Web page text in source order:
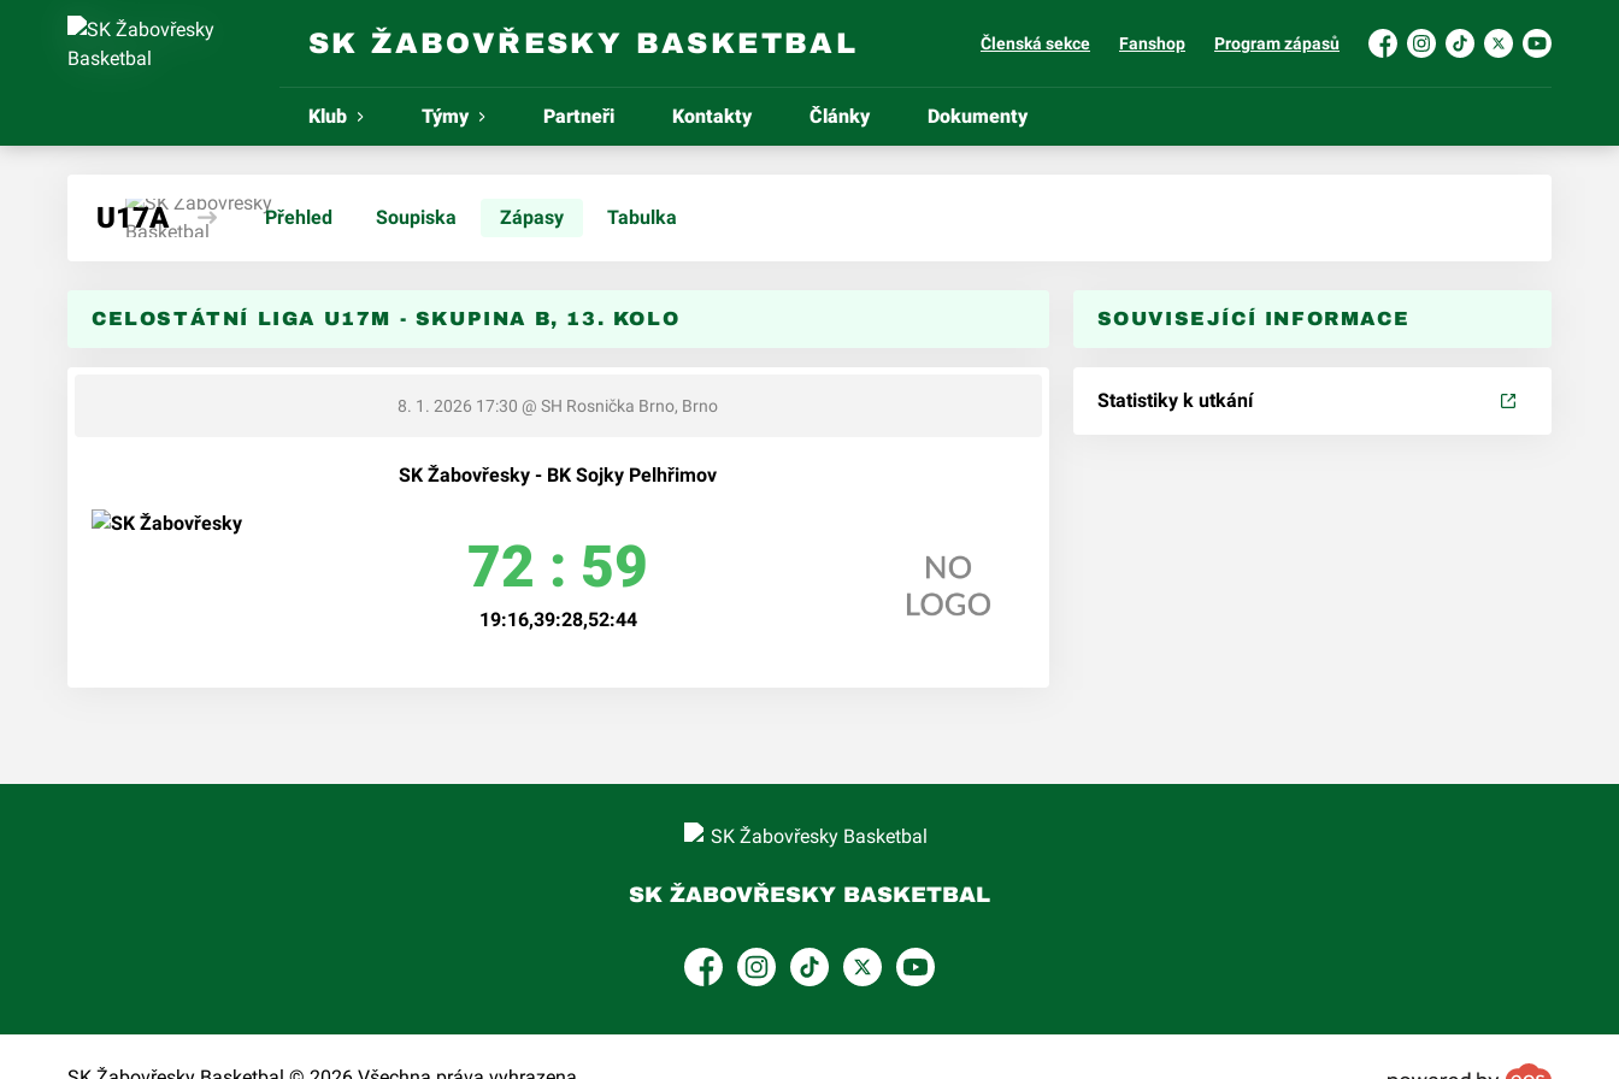
SK ŽABOVŘESKY BASKETBAL Členská sekce Fanshop Program zápasů
FacebookInstagram
TikTokPlatform X
YouTube
Klub Týmy Partneři Kontakty Články Dokumenty
U17A Přehled Soupiska Zápasy Tabulka
CELOSTÁTNÍ LIGA U17M - SKUPINA B, 13. KOLO
8. 1. 2026 17:30 @ SH Rosnička Brno, Brno
SK Žabovřesky - BK Sojky Pelhřimov
72 : 59
19:16,39:28,52:44
SOUVISEJÍCÍ INFORMACE
Statistiky k utkání
SK ŽABOVŘESKY BASKETBAL
FacebookInstagram
TikTokPlatform X
YouTube